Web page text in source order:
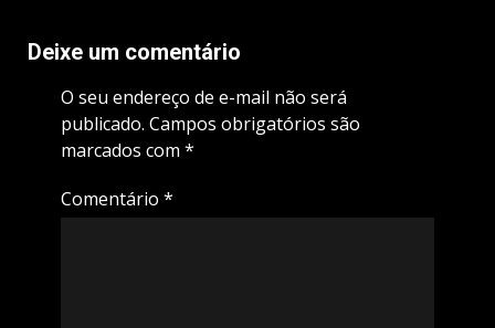
Deixe um comentário
O seu endereço de e-mail não será
publicado. Campos obrigatórios são
marcados com *
Comentário *